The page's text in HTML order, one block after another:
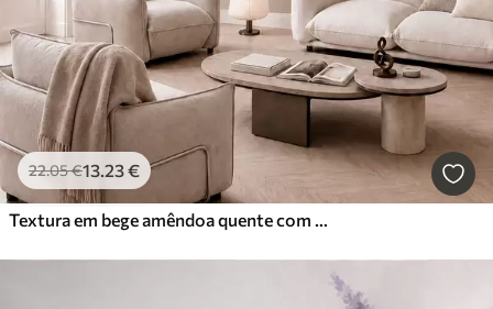
22.05€13 .23€